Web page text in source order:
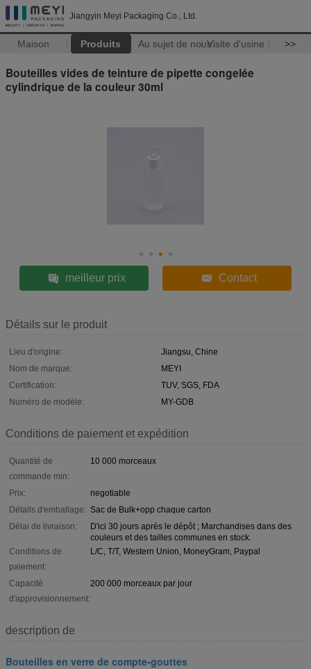
Jiangyin Meyi Packaging Co., Ltd.
Maison Produits Au sujet de nousVisite d'usine >>
Bouteilles vides de teinture de pipette congelée
cylindrique de la couleur 30ml
meilleur prix Contact
Détails sur le produit
Lieu d'origine:
Jiangsu, Chine
Nom de marque:
MEYI
Certification:
TUV, SGS, FDA
Numéro de modèle:
MY-GDB
Conditions de paiement et expédition
Quantité de
commande min:
10 000 morceaux
Prix:
negotiable
Détails d'emballage: Sac de Bulk+opp chaque carton
Délai de livraison:
D'ici 30 jours après le dépôt ; Marchandises dans des
couleurs et des tailles communes en stock.
Conditions de
paiement:
L/C, T/T, Western Union, MoneyGram, Paypal
Capacité
d'approvisionnement:
200 000 morceaux par jour
description de
Bouteilles en verre de compte-gouttes